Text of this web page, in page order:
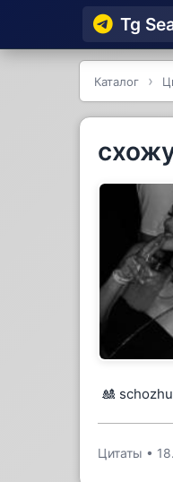
Tg
Каталог
🎎
Цитаты •